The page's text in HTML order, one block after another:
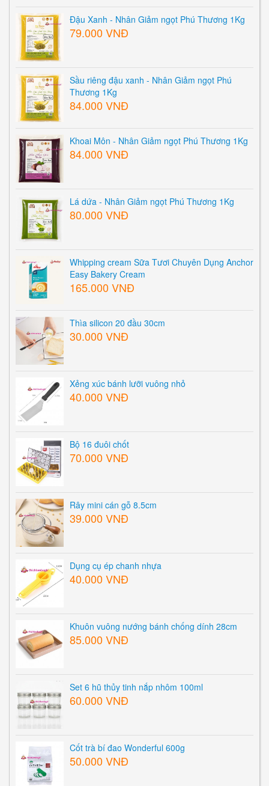
Đậu Xanh - Nhân Giảm ngọt Phú Thương 1Kg
79.000 VNĐ
Sầu riêng đậu xanh - Nhân Giảm ngọt Phú
Thương 1Kg
84.000 VNĐ
Khoai Môn - Nhân Giảm ngọt Phú Thương 1Kg
84.000 VNĐ
Lá dứa - Nhân Giảm ngọt Phú Thương 1Kg
80.000 VNĐ
Whipping cream Sữa Tươi Chuyên Dụng Anchor
Easy Bakery Cream
165.000 VNĐ
Thìa silicon 20 đầu 30cm
30.000 VNĐ
Xẻng xúc bánh lưỡi vuông nhỏ
40.000 VNĐ
Bộ 16 đuôi chốt
70.000 VNĐ
Rây mini cán gỗ 8.5cm
39.000 VNĐ
Dụng cụ ép chanh nhựa
40.000 VNĐ
Khuôn vuông nướng bánh chống dính 28cm
85.000 VNĐ
Set 6 hũ thủy tinh nắp nhôm 100ml
60.000 VNĐ
Cốt trà bí đao Wonderful 600g
50.000 VNĐ